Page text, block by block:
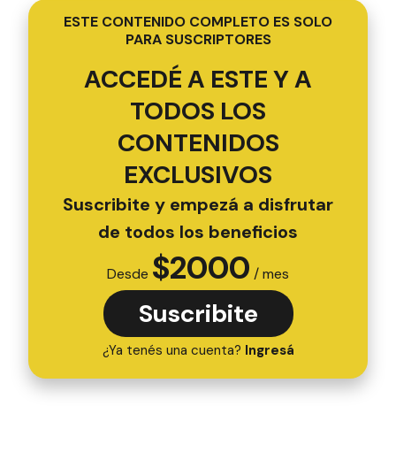
ESTE CONTENIDO COMPLETO ES SOLO
PARA SUSCRIPTORES
ACCEDÉ A ESTE Y A
TODOS LOS
CONTENIDOS
EXCLUSIVOS
Suscribite y empezá a disfrutar
de todos los beneficios
Desde $2000 / mes
Suscribite
¿Ya tenés una cuenta? Ingresá